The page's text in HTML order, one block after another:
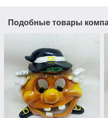
Подобные товары